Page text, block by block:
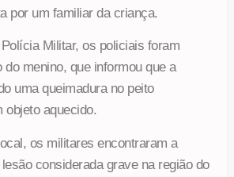
por um familiar da criança.
Militar, os policiais foram
do menino, que informou que a
uma queimadura no peito
objeto aquecido.
os militares encontraram a
considerada grave na região do